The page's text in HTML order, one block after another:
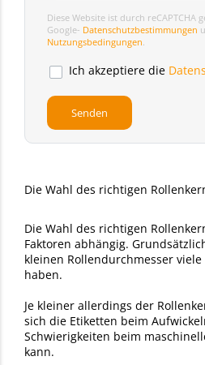
Diese Website ist durch reCAPTCHA
Google- Datenschutzbestimmungen
Nutzungsbedingungen
Ich akzeptiere die
Die Wahl des richtigen
Die Wahl des richtigen
Faktoren abhängig.
kleinen Rollendurchmesser viele
haben.
Je kleiner allerdings der
sich die Etiketten beim
Schwierigkeiten beim
kann.